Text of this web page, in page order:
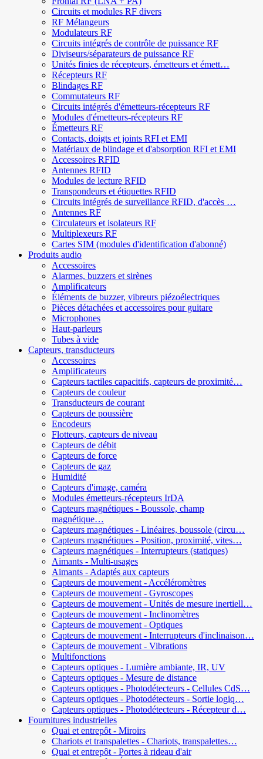
Circuits et modules RF divers
RF Mélangeurs
Modulateurs RF
Circuits intégrés de contrôle de puissance RF
Diviseurs/séparateurs de puissance RF
Unités finies de récepteurs, émetteurs et émett…
Récepteurs RF
Blindages RF
Commutateurs RF
Circuits intégrés d'émetteurs-récepteurs RF
Modules d'émetteurs-récepteurs RF
Émetteurs RF
Contacts, doigts et joints RFI et EMI
Matériaux de blindage et d'absorption RFI et EMI
Accessoires RFID
Antennes RFID
Modules de lecture RFID
Transpondeurs et étiquettes RFID
Circuits intégrés de surveillance RFID, d'accès …
Antennes RF
Circulateurs et isolateurs RF
Multiplexeurs RF
Cartes SIM (modules d'identification d'abonné)
Produits audio
Accessoires
Alarmes, buzzers et sirènes
Amplificateurs
Éléments de buzzer, vibreurs piézoélectriques
Pièces détachées et accessoires pour guitare
Microphones
Haut-parleurs
Tubes à vide
Capteurs, transducteurs
Accessoires
Amplificateurs
Capteurs tactiles capacitifs, capteurs de proximité…
Capteurs de couleur
Transducteurs de courant
Capteurs de poussière
Encodeurs
Flotteurs, capteurs de niveau
Capteurs de débit
Capteurs de force
Capteurs de gaz
Humidité
Capteurs d'image, caméra
Modules émetteurs-récepteurs IrDA
Capteurs magnétiques - Boussole, champ
magnétique…
Capteurs magnétiques - Linéaires, boussole (circu…
Capteurs magnétiques - Position, proximité, vites…
Capteurs magnétiques - Interrupteurs (statiques)
Aimants - Multi-usages
Aimants - Adaptés aux capteurs
Capteurs de mouvement - Accéléromètres
Capteurs de mouvement - Gyroscopes
Capteurs de mouvement - Unités de mesure inertiell…
Capteurs de mouvement - Inclinomètres
Capteurs de mouvement - Optiques
Capteurs de mouvement - Interrupteurs d'inclinaison…
Capteurs de mouvement - Vibrations
Multifonctions
Capteurs optiques - Lumière ambiante, IR, UV
Capteurs optiques - Mesure de distance
Capteurs optiques - Photodétecteurs - Cellules CdS…
Capteurs optiques - Photodétecteurs - Sortie logiq…
Capteurs optiques - Photodétecteurs - Récepteur d…
Fournitures industrielles
Quai et entrepôt - Miroirs
Chariots et transpalettes - Chariots, transpalettes…
Quai et entrepôt - Portes à rideau d'air